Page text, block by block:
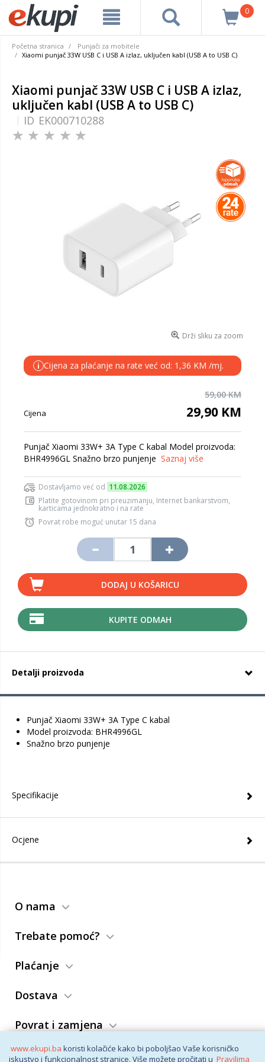
www.ekupi.ba koristi kolačiće kako bi poboljšao Vaše korisničko
iskustvo i funkcionalnost stranice. Više možete pročitati u Pravilima
0
Početna stranica
Punjači za mobitele
Xiaomi punjač 33W USB C i USB A izlaz, uključen kabl (USB A to USB C)
Xiaomi punjač 33W USB C i USB A izlaz,
uključen kabl (USB A to USB C)
ID EK000710288
Drži sliku za zoom
i Cijena za plaćanje na rate već od: 1,36 KM /mj.
59,00 KM
Cijena 29,90 KM
Punjač Xiaomi 33W+ 3A Type C kabal Model proizvoda:
BHR4996GL Snažno brzo punjenje Saznaj više
Dostavljamo već od 11.08.2026
Platite gotovinom pri preuzimanju, Internet bankarstvom,
karticama jednokratno i na rate
Povrat robe moguć unutar 15 dana
DODAJ U KOŠARICU
KUPITE ODMAH
Detalji proizvoda
Punjač Xiaomi 33W+ 3A Type C kabal
Model proizvoda: BHR4996GL
Snažno brzo punjenje
Specifikacije
Ocjene
O nama
Trebate pomoć?
Plaćanje
Dostava
Povrat i zamjena
Opći uslovi